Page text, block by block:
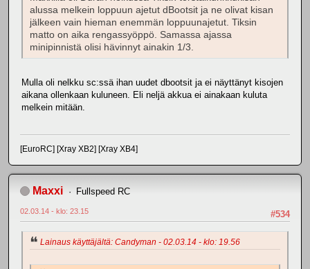
alussa melkein loppuun ajetut dBootsit ja ne olivat kisan
jälkeen vain hieman enemmän loppuunajetut. Tiksin
matto on aika rengassyöppö. Samassa ajassa
minipinnistä olisi hävinnyt ainakin 1/3.
Mulla oli nelkku sc:ssä ihan uudet dbootsit ja ei näyttänyt kisojen
aikana ollenkaan kuluneen. Eli neljä akkua ei ainakaan kuluta
melkein mitään.
[EuroRC] [Xray XB2] [Xray XB4]
Maxxi Fullspeed RC
#534
02.03.14 - klo: 23.15
Lainaus käyttäjältä: Candyman - 02.03.14 - klo: 19.56